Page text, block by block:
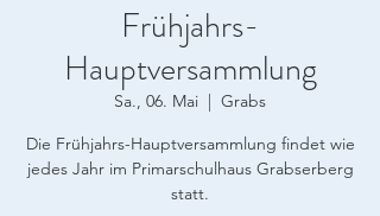
Frühjahrs-
Hauptversammlung
Sa., 06. Mai
  |
Grabs
Die Frühjahrs-Hauptversammlung findet wie
jedes Jahr im Primarschulhaus Grabserberg
statt.